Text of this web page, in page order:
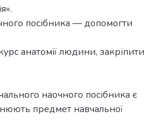
посібника — допомогти
анатомії людини, закріпити
наочного посібника є
предмет навчальної